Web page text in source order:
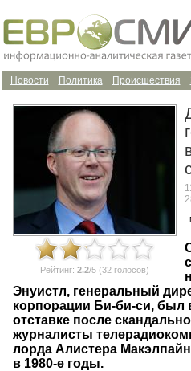
Происшествия
Политика
Новости
Рейтинг: 2.2/5 (32 голосов)
Энуистл, генеральный
корпорации Би-би-си, был
отставке после
журналисты
лорда Алистера
в 1980-е годы.